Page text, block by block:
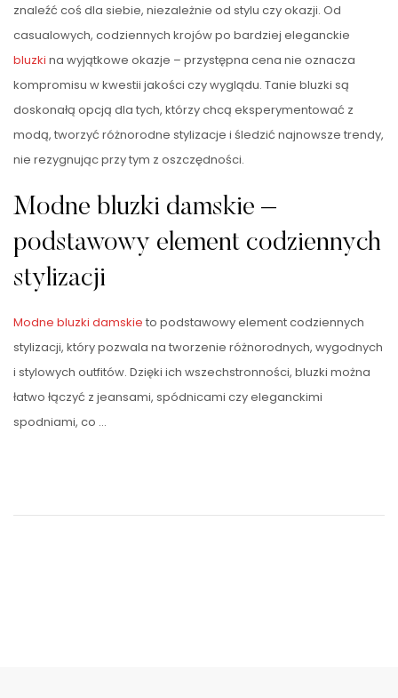
znaleźć coś dla siebie, niezależnie od stylu czy okazji. Od
casualowych, codziennych krojów po bardziej eleganckie
bluzki na wyjątkowe okazje – przystępna cena nie oznacza
kompromisu w kwestii jakości czy wyglądu. Tanie bluzki są
doskonałą opcją dla tych, którzy chcą eksperymentować z
modą, tworzyć różnorodne stylizacje i śledzić najnowsze trendy,
nie rezygnując przy tym z oszczędności.
Modne bluzki damskie –
podstawowy element codziennych
stylizacji
Modne bluzki damskie to podstawowy element codziennych
stylizacji, który pozwala na tworzenie różnorodnych, wygodnych
i stylowych outfitów. Dzięki ich wszechstronności, bluzki można
łatwo łączyć z jeansami, spódnicami czy eleganckimi
spodniami, co …